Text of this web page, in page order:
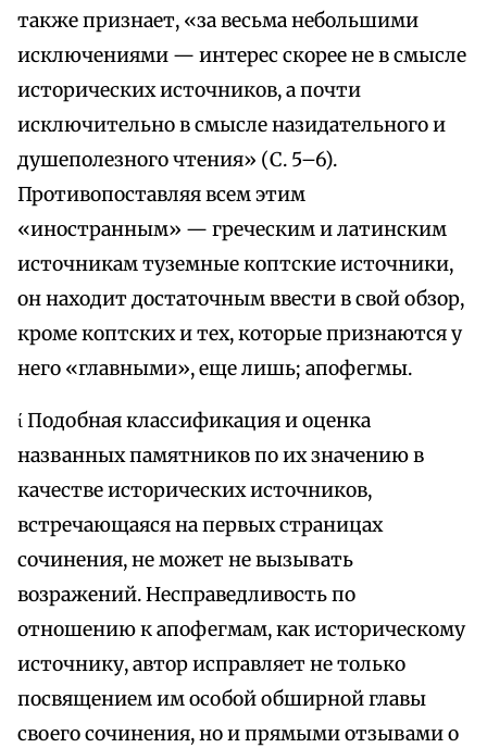
также признает, «за весьма небольшими
исключениями — интерес скорее не в смысле
исторических источников, а почти
исключительно в смысле назидательного и
душеполезного чтения» (С. 5–6).
Противопоставляя всем этим
«иностранным» — греческим и латинским
источникам туземные коптские источники,
он находит достаточным ввести в свой обзор,
кроме коптских и тех, которые признаются у
него «главными», еще лишь; апофегмы.
ί Подобная классификация и оценка
названных памятников по их значению в
качестве исторических источников,
встречающаяся на первых страницах
сочинения, не может не вызывать
возражений. Несправедливость по
отношению к апофегмам, как историческому
источнику, автор исправляет не только
посвящением им особой обширной главы
своего сочинения, но и прямыми отзывами о